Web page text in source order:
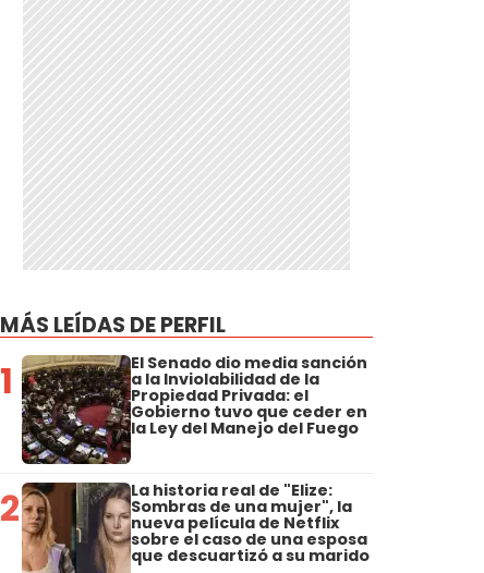
MÁS LEÍDAS DE PERFIL
1 El Senado dio media sanción
a la Inviolabilidad de la
Propiedad Privada: el
Gobierno tuvo que ceder en
la Ley del Manejo del Fuego
2 La historia real de "Elize:
Sombras de una mujer", la
nueva película de Netflix
sobre el caso de una esposa
que descuartizó a su marido